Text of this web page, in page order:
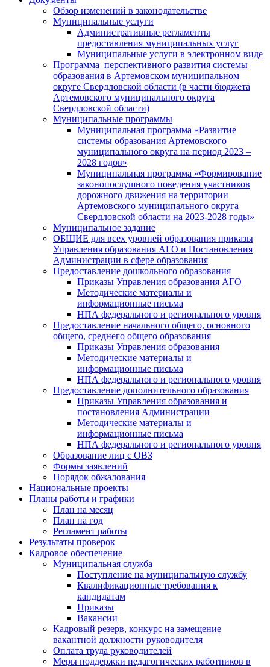
Обзор изменений в законодательстве
Муниципальные услуги
Административные регламенты
предоставления муниципальных услуг
Муниципальные услуги в электронном виде
Программа перспективного развития системы
образования в Артемовском муниципальном
округе Свердловской области (в части бюджета
Артемовского муниципального округа
Свердловской области)
Муниципальные программы
Муниципальная программа «Развитие
системы образования Артемовского
муниципального округа на период 2023 –
2028 годов»
Муниципальная программа «Формирование
законопослушного поведения участников
дорожного движения на территории
Артемовского муниципального округа
Свердловской области на 2023-2028 годы»
Муниципальное задание
ОБЩИЕ для всех уровней образования приказы
Управления образования АГО и Постановления
Администрации в сфере образования
Предоставление дошкольного образования
Приказы Управления образования АГО
Методические материалы и
информационные письма
НПА федерального и регионального уровня
Предоставление начального общего, основного
общего, среднего общего образования
Приказы Управления образования
Методические материалы и
информационные письма
НПА федерального и регионального уровня
Предоставление дополнительного образования
Приказы Управления образования и
постановления Администрации
Методические материалы и
информационные письма
НПА федерального и регионального уровня
Образование лиц с ОВЗ
Формы заявлений
Порядок обжалования
Национальные проекты
Планы работы и графики
План на месяц
План на год
Регламент работы
Результаты проверок
Кадровое обеспечение
Муниципальная служба
Поступление на муниципальную службу
Квалификационные требования к
кандидатам
Приказы
Вакансии
Кадровый резерв, конкурс на замещение
вакантной должности руководителя
Оплата труда руководителей
Меры поддержки педагогических работников в